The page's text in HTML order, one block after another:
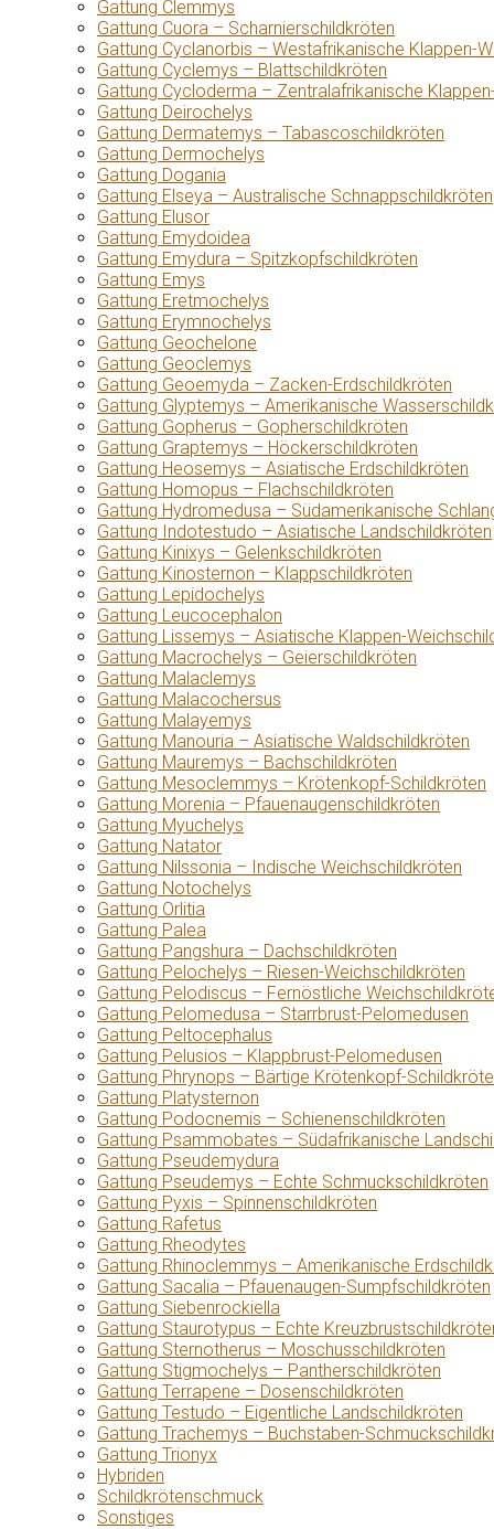
Gattung Clemmys
Gattung Cuora – Scharnierschildkröten
Gattung Cyclanorbis – Westafrikanische Klappen-
Gattung Cyclemys – Blattschildkröten
Gattung Cycloderma – Zentralafrikanische
Gattung Deirochelys
Gattung Dermatemys – Tabascoschildkröten
Gattung Dermochelys
Gattung Dogania
Gattung Elseya – Australische Schnappschildkröten
Gattung Elusor
Gattung Emydoidea
Gattung Emydura – Spitzkopfschildkröten
Gattung Emys
Gattung Eretmochelys
Gattung Erymnochelys
Gattung Geochelone
Gattung Geoclemys
Gattung Geoemyda – Zacken-Erdschildkröten
Gattung Glyptemys – Amerikanische
Gattung Gopherus – Gopherschildkröten
Gattung Graptemys – Höckerschildkröten
Gattung Heosemys – Asiatische Erdschildkröten
Gattung Homopus – Flachschildkröten
Gattung Hydromedusa – Südamerikanische
Gattung Indotestudo – Asiatische Landschildkröten
Gattung Kinixys – Gelenkschildkröten
Gattung Kinosternon – Klappschildkröten
Gattung Lepidochelys
Gattung Leucocephalon
Gattung Lissemys – Asiatische Klappen-
Gattung Macrochelys – Geierschildkröten
Gattung Malaclemys
Gattung Malacochersus
Gattung Malayemys
Gattung Manouria – Asiatische Waldschildkröten
Gattung Mauremys – Bachschildkröten
Gattung Mesoclemmys – Krötenkopf-Schildkröten
Gattung Morenia – Pfauenaugenschildkröten
Gattung Myuchelys
Gattung Natator
Gattung Nilssonia – Indische Weichschildkröten
Gattung Notochelys
Gattung Orlitia
Gattung Palea
Gattung Pangshura – Dachschildkröten
Gattung Pelochelys – Riesen-Weichschildkröten
Gattung Pelodiscus – Fernöstliche
Gattung Pelomedusa – Starrbrust-Pelomedusen
Gattung Peltocephalus
Gattung Pelusios – Klappbrust-Pelomedusen
Gattung Phrynops – Bärtige Krötenkopf-
Gattung Platysternon
Gattung Podocnemis – Schienenschildkröten
Gattung Psammobates – Südafrikanische
Gattung Pseudemydura
Gattung Pseudemys – Echte Schmuckschildkröten
Gattung Pyxis – Spinnenschildkröten
Gattung Rafetus
Gattung Rheodytes
Gattung Rhinoclemmys – Amerikanische
Gattung Sacalia – Pfauenaugen-Sumpfschildkröten
Gattung Siebenrockiella
Gattung Staurotypus – Echte
Gattung Sternotherus – Moschusschildkröten
Gattung Stigmochelys – Pantherschildkröten
Gattung Terrapene – Dosenschildkröten
Gattung Testudo – Eigentliche Landschildkröten
Gattung Trachemys – Buchstaben-
Gattung Trionyx
Hybriden
Schildkrötenschmuck
Sonstiges